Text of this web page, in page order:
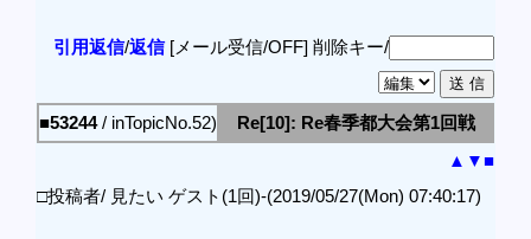
引用返信/返信[メール受信/OFF] 削除キー/
■53244/ inTopicNo.52)
Re[10]: Re春季都大会第1回戦
▲ ▼■
□投稿者/ 見たい ゲスト(1回)-(2019/05/27(Mon) 07:40:17)